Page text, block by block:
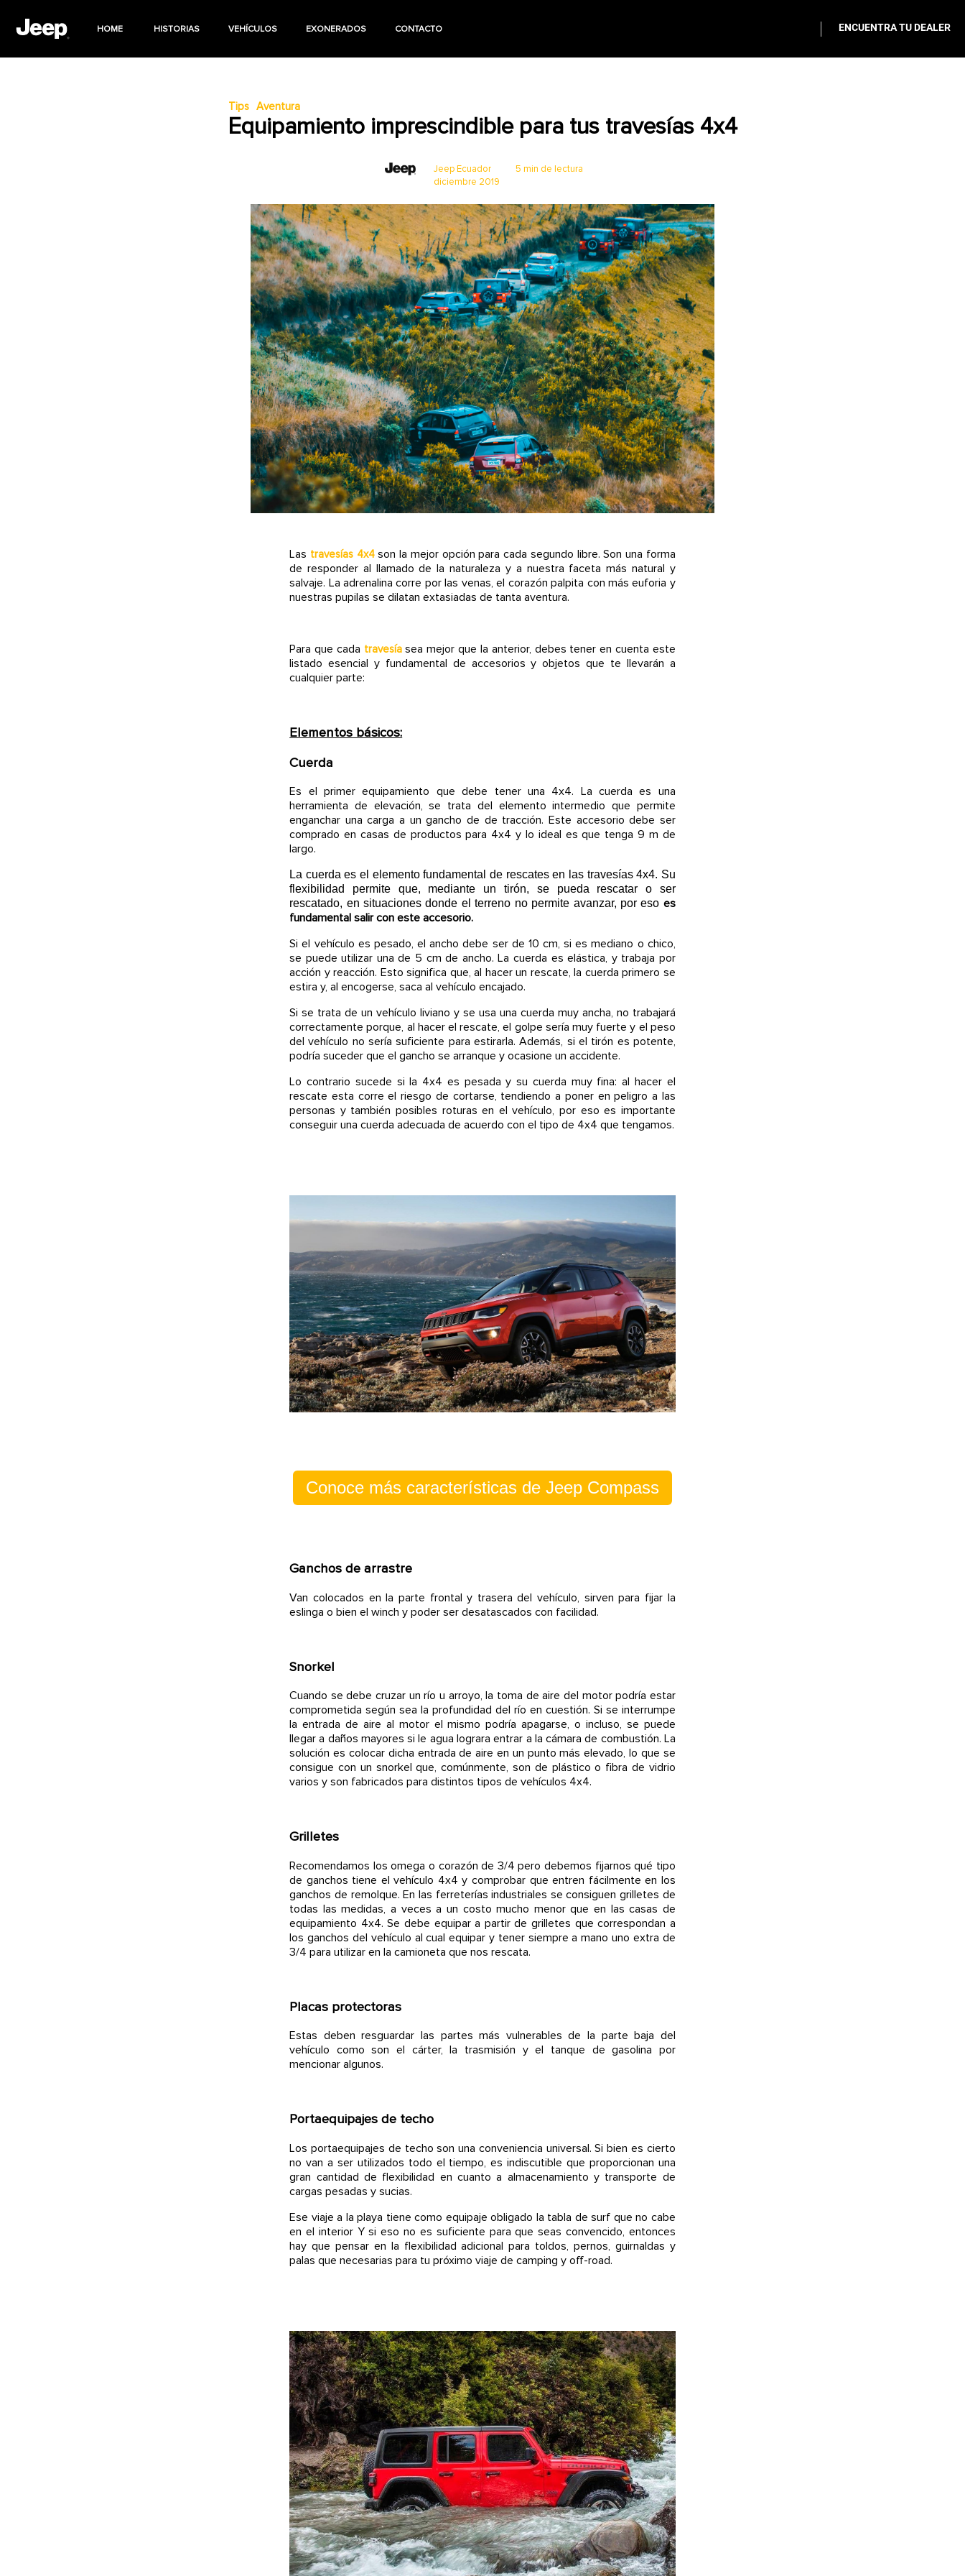
HOME HISTORIAS VEHÍCULOS EXONERADOS CONTACTO ENCUENTRA TU DEALER
Tips Aventura
Equipamiento imprescindible para tus travesías 4x4
Jeep Ecuador
diciembre 2019
5 min de lectura
Las travesías 4x4son la mejor opción para cada segundo libre. Son una forma
de responder al llamado de la naturaleza y a nuestra faceta más natural y
salvaje. La adrenalina corre por las venas, el corazón palpita con más euforia y
nuestras pupilas se dilatan extasiadas de tanta aventura.
Para que cada travesíasea mejor que la anterior, debes tener en cuenta este
listado esencial y fundamental de accesorios y objetos que te llevarán a
cualquier parte:
Elementos básicos:
Cuerda
Es el primer equipamiento que debe tener una 4x4. La cuerda es una
herramienta de elevación, se trata del elemento intermedio que permite
enganchar una carga a un gancho de de tracción. Este accesorio debe ser
comprado en casas de productos para 4x4 y lo ideal es que tenga 9 m de
largo.
La cuerda es el elemento fundamental de rescates en las travesías 4x4. Su
flexibilidad permite que, mediante un tirón, se pueda rescatar o ser
rescatado, en situaciones donde el terreno no permite avanzar, por eso es
fundamental salir con este accesorio.
Si el vehículo es pesado, el ancho debe ser de 10 cm, si es mediano o chico,
se puede utilizar una de 5 cm de ancho. La cuerda es elástica, y trabaja por
acción y reacción. Esto significa que, al hacer un rescate, la cuerda primero se
estira y, al encogerse, saca al vehículo encajado.
Si se trata de un vehículo liviano y se usa una cuerda muy ancha, no trabajará
correctamente porque, al hacer el rescate, el golpe sería muy fuerte y el peso
del vehículo no sería suficiente para estirarla. Además, si el tirón es potente,
podría suceder que el gancho se arranque y ocasione un accidente.
Lo contrario sucede si la 4x4 es pesada y su cuerda muy fina: al hacer el
rescate esta corre el riesgo de cortarse, tendiendo a poner en peligro a las
personas y también posibles roturas en el vehículo, por eso es importante
conseguir una cuerda adecuada de acuerdo con el tipo de 4x4 que tengamos.
Conoce más características de Jeep Compass
Ganchos de arrastre
Van colocados en la parte frontal y trasera del vehículo, sirven para fijar la
eslinga o bien el winch y poder ser desatascados con facilidad.
Snorkel
Cuando se debe cruzar un río u arroyo, la toma de aire del motor podría estar
comprometida según sea la profundidad del río en cuestión. Si se interrumpe
la entrada de aire al motor el mismo podría apagarse, o incluso, se puede
llegar a daños mayores si le agua lograra entrar a la cámara de combustión. La
solución es colocar dicha entrada de aire en un punto más elevado, lo que se
consigue con un snorkel que, comúnmente, son de plástico o fibra de vidrio
varios y son fabricados para distintos tipos de vehículos 4x4.
Grilletes
Recomendamos los omega o corazón de 3/4 pero debemos fijarnos qué tipo
de ganchos tiene el vehículo 4x4 y comprobar que entren fácilmente en los
ganchos de remolque. En las ferreterías industriales se consiguen grilletes de
todas las medidas, a veces a un costo mucho menor que en las casas de
equipamiento 4x4. Se debe equipar a partir de grilletes que correspondan a
los ganchos del vehículo al cual equipar y tener siempre a mano uno extra de
3/4 para utilizar en la camioneta que nos rescata.
Placas protectoras
Estas deben resguardar las partes más vulnerables de la parte baja del
vehículo como son el cárter, la trasmisión y el tanque de gasolina por
mencionar algunos.
Portaequipajes de techo
Los portaequipajes de techo son una conveniencia universal. Si bien es cierto
no van a ser utilizados todo el tiempo, es indiscutible que proporcionan una
gran cantidad de flexibilidad en cuanto a almacenamiento y transporte de
cargas pesadas y sucias.
Ese viaje a la playa tiene como equipaje obligado la tabla de surf que no cabe
en el interior Y si eso no es suficiente para que seas convencido, entonces
hay que pensar en la flexibilidad adicional para toldos, pernos, guirnaldas y
palas que necesarias para tu próximo viaje de camping y off-road.